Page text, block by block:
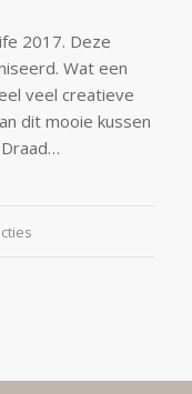
2017. Deze
Wat een
veel creatieve
dit mooie kussen